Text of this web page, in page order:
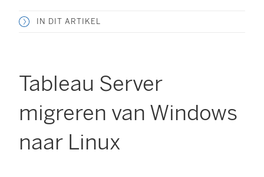
IN DIT ARTIKEL
Tableau Server
migreren van Windows
naar Linux